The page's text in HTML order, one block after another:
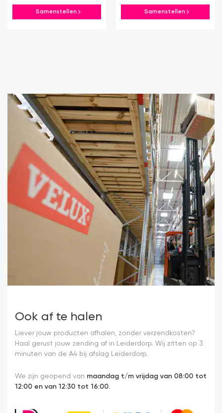
Samenstellen Samenstellen
Ook af te halen
Liever jouw producten afhalen, zonder verzendkosten?
Haal gerust jouw zending af in Leiderdorp. Wij zitten op 3
minuten van de A4 bij afslag Leiderdorp.
We zijn geopend van maandag t/m vrijdag van 08:00 tot
12:00 en van 12:30 tot 16:00.